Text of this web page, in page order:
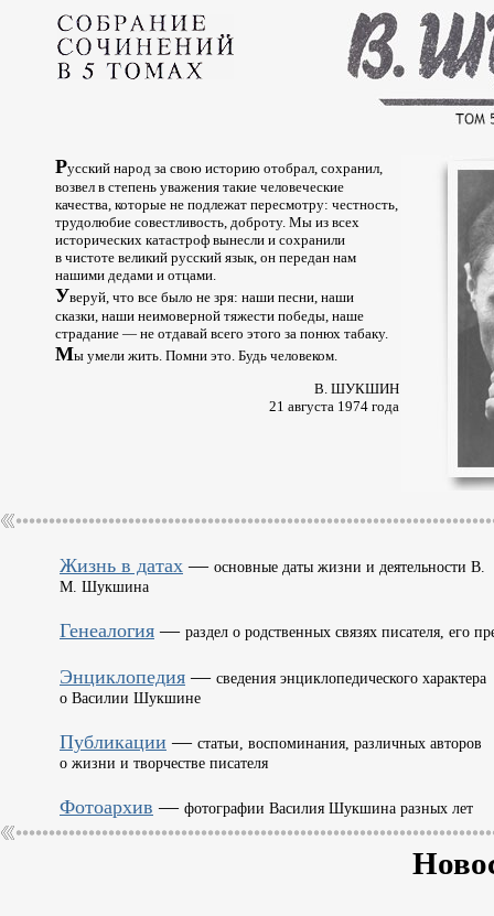
Русский народ за свою историю отобрал, сохранил,
возвел в степень уважения такие человеческие
качества, которые не подлежат пересмотру: честность,
трудолюбие совестливость, доброту. Мы из всех
исторических катастроф вынесли и сохранили
в чистоте великий русский язык, он передан нам
нашими дедами и отцами.
Уверуй, что все было не зря: наши песни, наши
сказки, наши неимоверной тяжести победы, наше
страдание — не отдавай всего этого за понюх табаку.
Мы умели жить. Помни это. Будь человеком.
В. ШУКШИН
21 августа 1974 года
Жизнь в датах — основные даты жизни и деятельности В.
М. Шукшина
Генеалогия — раздел о родственных связях писателя, его
Энциклопедия — сведения энциклопедического характера
о Василии Шукшине
Публикации — статьи, воспоминания, различных авторов
о жизни и творчестве писателя
Фотоархив — фотографии Василия Шукшина разных лет